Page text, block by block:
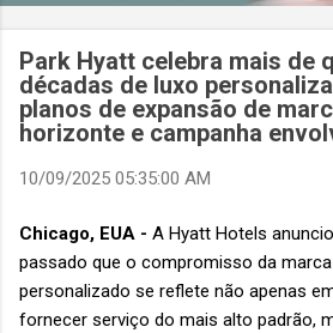
compradores para explorar as
das viagens. O evento também contará
importantes nomes do setor e debates
de viagens, desde inteligência artificial
Park Hyatt celebra mais de
décadas de luxo
planos de expansão de
horizonte e campanha
10/09/2025 05:35:00 AM
Chicago, EUA - A Hyatt Hotels
passado que o compromisso da
personalizado se reflete não apenas
fornecer serviço do mais alto padrão,